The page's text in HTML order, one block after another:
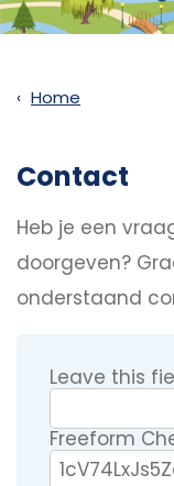
Home
Contact
Heb je een
doorgeven?
onderstaand
Leave this
Freeform